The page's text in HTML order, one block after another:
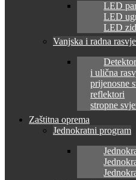
LED
LED
LED
Vanjska i radna
i ulična
prijenosne
reflektori
stropne
Zaštitna oprema
Jednokratni program